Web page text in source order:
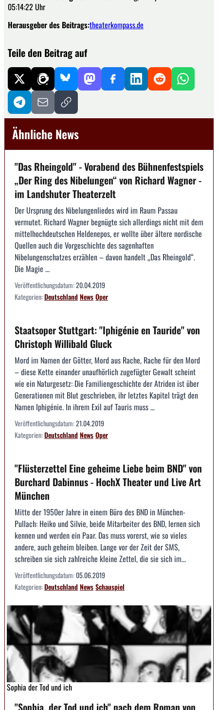
05:14:22 Uhr
Herausgeber des Beitrags:theaterkompass.de
Teile den Beitrag auf
Ähnliche News
"Das Rheingold" - Vorabend des Bühnenfestspiels
„Der Ring des Nibelungen“ von Richard Wagner -
im Landshuter Theaterzelt
Der Ursprung des Nibelungenliedes wird im Raum Passau
vermutet. Richard Wagner begnügte sich allerdings nicht mit dem
mittelhochdeutschen Heldenepos, er wollte über ältere nordische
Quellen auch die Vorgeschichte des sagenhaften
Nibelungenschatzes erzählen – davon handelt „Das Rheingold“.
Die Magie ...
Veröffentlichungsdatum:20.04.2019
Kategorien:DeutschlandNewsOper
Staatsoper Stuttgart: "Iphigénie en Tauride" von
Christoph Willibald Gluck
Mord im Namen der Götter, Mord aus Rache, Rache für den Mord
– diese Kette einander unaufhörlich zugefügter Gewalt scheint
wie ein Naturgesetz: Die Familiengeschichte der Atriden ist über
Generationen mit Blut geschrieben, ihr letztes Kapitel trägt den
Namen Iphigénie. In ihrem Exil auf Tauris muss ...
Veröffentlichungsdatum:21.04.2019
Kategorien:DeutschlandNewsOper
"Flüsterzettel Eine geheime Liebe beim BND" von
Burchard Dabinnus - HochX Theater und Live Art
München
Mitte der 1950er Jahre in einem Büro des BND in München-
Pullach: Heiko und Silvie, beide Mitarbeiter des BND, lernen sich
kennen und werden ein Paar. Das muss vorerst, wie so vieles
andere, auch geheim bleiben. Lange vor der Zeit der SMS,
schreiben sie sich zahlreiche kleine Zettel, die sie sich im...
Veröffentlichungsdatum:05.06.2019
Kategorien:DeutschlandNewsSchauspiel
Sophia der Tod und ich
"Sophia, der Tod und ich" nach dem Roman von